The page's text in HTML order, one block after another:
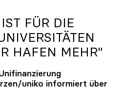
FÜR DIE
HAFEN MEHR"
uniko informiert über